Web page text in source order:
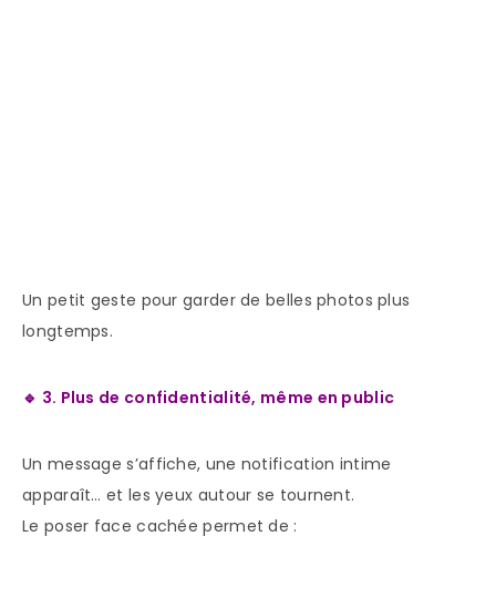
Un petit geste pour garder de belles photos plus
longtemps.
🔹 3. Plus de confidentialité, même en public
Un message s’affiche, une notification intime
apparaît… et les yeux autour se tournent.
Le poser face cachée permet de :